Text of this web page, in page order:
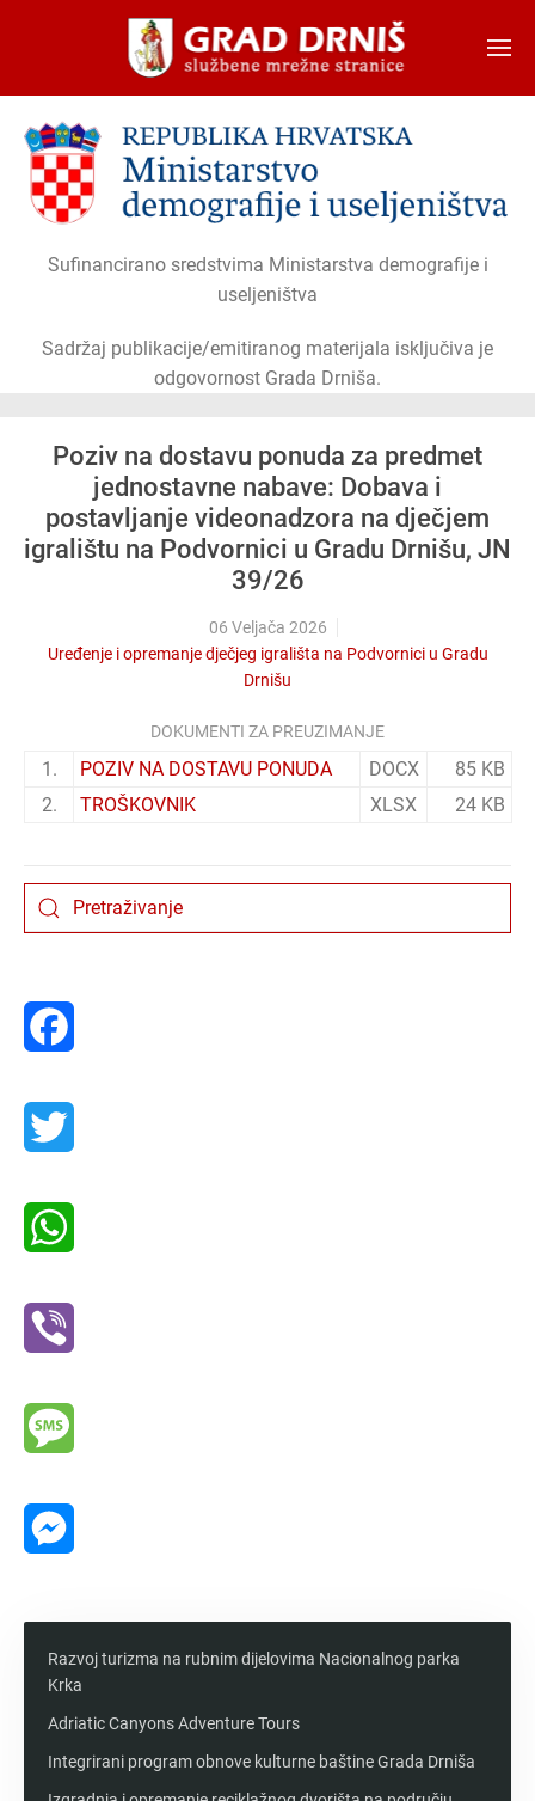
Skip to main content
Sufinancirano sredstvima Ministarstva demografije i
useljeništva
Sadržaj publikacije/emitiranog materijala isključiva je
odgovornost Grada Drniša.
Poziv na dostavu ponuda za predmet
jednostavne nabave: Dobava i
postavljanje videonadzora na dječjem
igralištu na Podvornici u Gradu Drnišu, JN
39/26
06 Veljača 2026
Uređenje i opremanje dječjeg igrališta na Podvornici u Gradu
Drnišu
DOKUMENTI ZA PREUZIMANJE
1. POZIV NA DOSTAVU PONUDA DOCX
85 KB
2.
TROŠKOVNIK XLSX 24 KB
Razvoj turizma na rubnim dijelovima Nacionalnog parka
Krka
Adriatic Canyons Adventure Tours
Integrirani program obnove kulturne baštine Grada Drniša